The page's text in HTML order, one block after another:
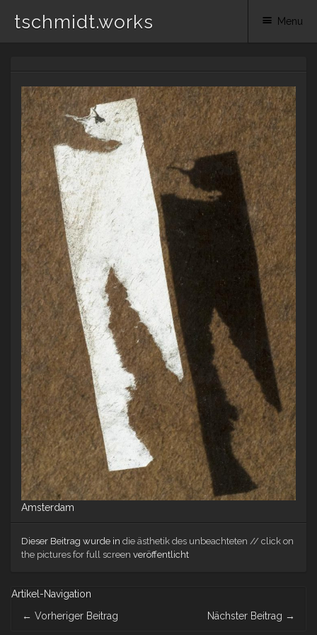
tschmidt.works Menu
content
Amsterdam
Dieser Beitrag wurde in die ästhetik des unbeachteten // click on
the pictures for full screen veröffentlicht
Artikel-Navigation
← Vorheriger Beitrag Nächster Beitrag →